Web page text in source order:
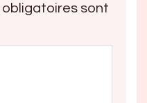
obligatoires sont